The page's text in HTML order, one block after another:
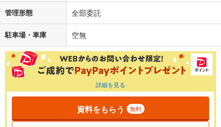
管理形態 全部委託
駐車場・車庫 空無
詳細を見る
資料をもらう 無料